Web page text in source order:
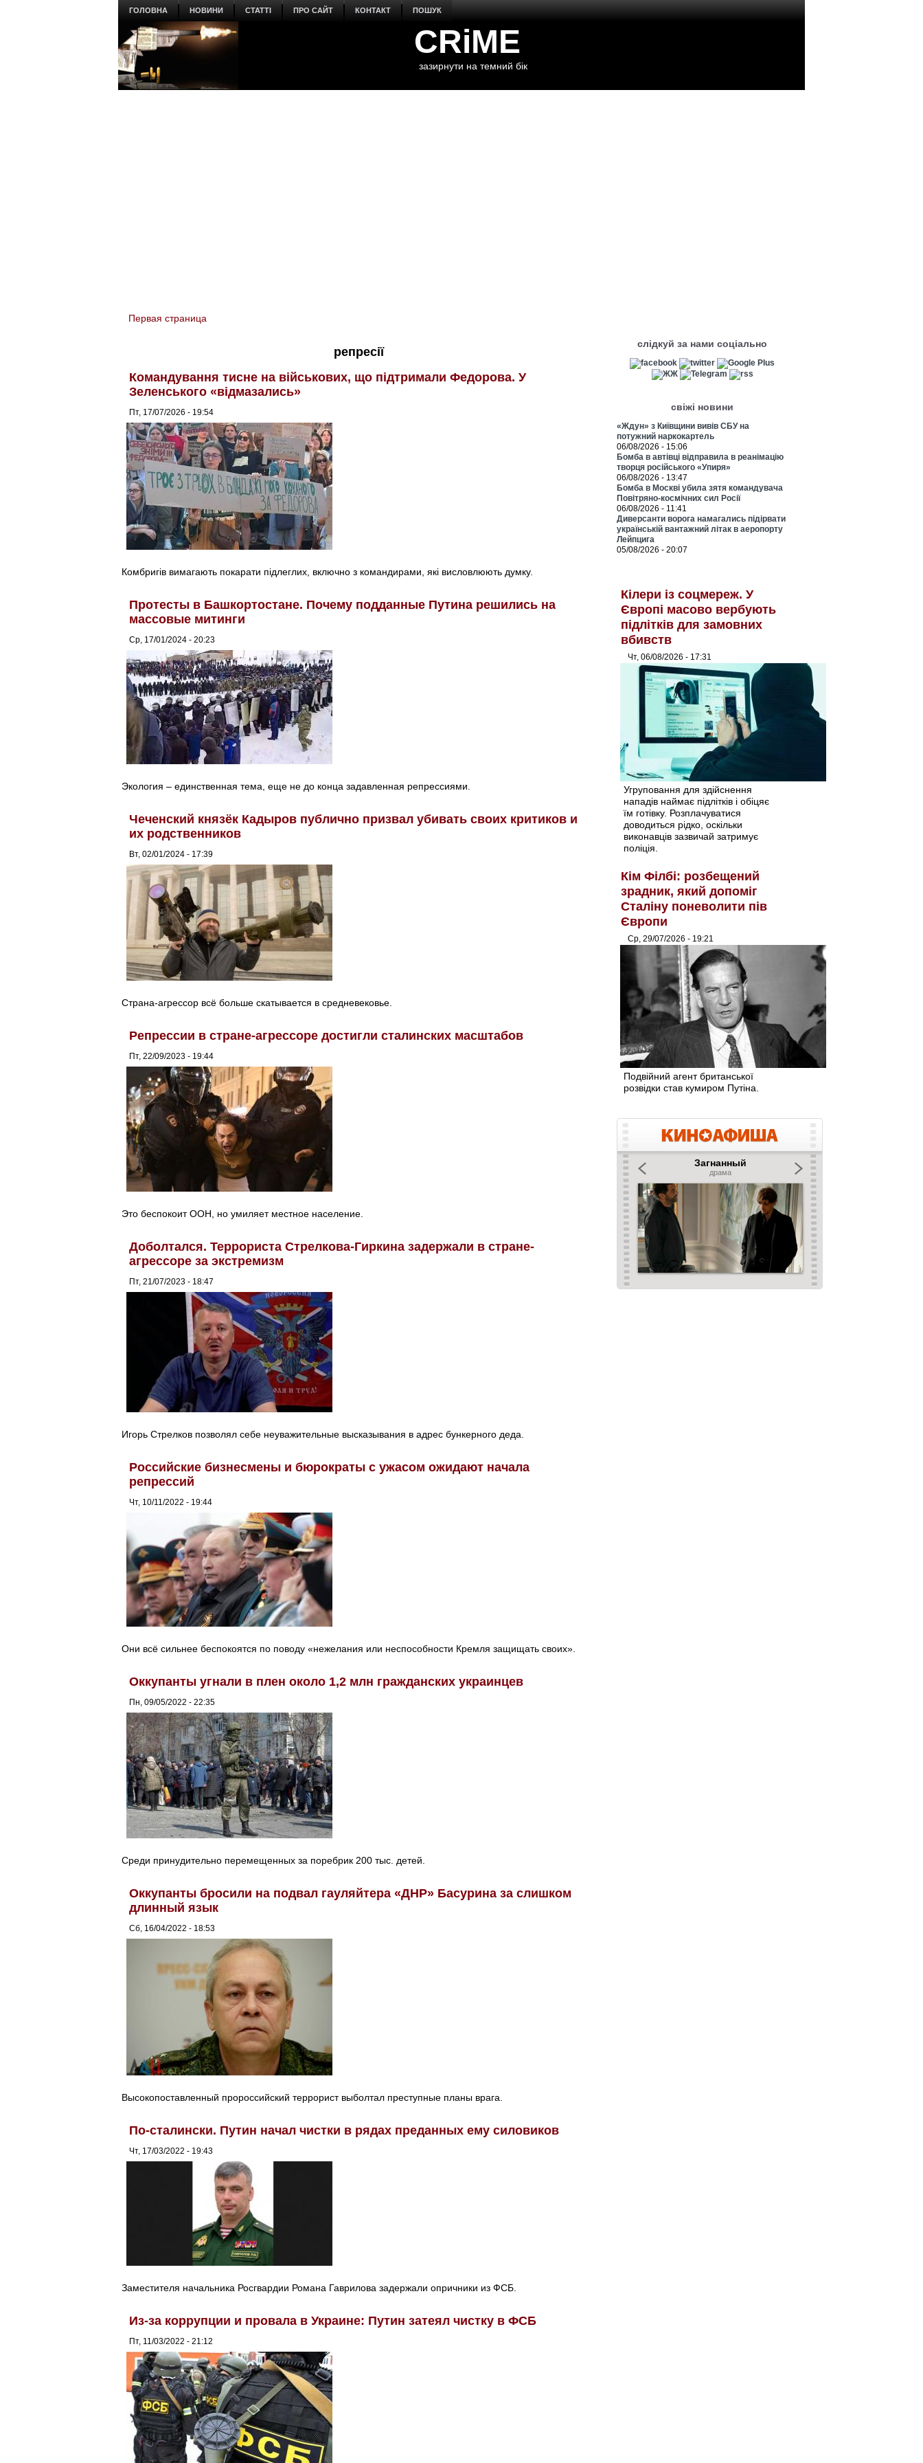
ГОЛОВНА НОВИНИ СТАТТІ ПРО САЙТ КОНТАКТ ПОШУК
CRiME
зазирнути на темний бік
You are here
Первая страница
репресії
Командування тисне на військових, що підтримали Федорова. У
Зеленського «відмазались»
Пт, 17/07/2026 - 19:54
Комбригів вимагають покарати підлеглих, включно з командирами, які висловлюють думку.
Протесты в Башкортостане. Почему подданные Путина решились на
массовые митинги
Ср, 17/01/2024 - 20:23
Экология – единственная тема, еще не до конца задавленная репрессиями.
Чеченский князёк Кадыров публично призвал убивать своих критиков и
их родственников
Вт, 02/01/2024 - 17:39
Страна-агрессор всё больше скатывается в средневековье.
Репрессии в стране-агрессоре достигли сталинских масштабов
Пт, 22/09/2023 - 19:44
Это беспокоит ООН, но умиляет местное население.
Доболтался. Террориста Стрелкова-Гиркина задержали в стране-
агрессоре за экстремизм
Пт, 21/07/2023 - 18:47
Игорь Стрелков позволял себе неуважительные высказывания в адрес бункерного деда.
Российские бизнесмены и бюрократы с ужасом ожидают начала
репрессий
Чт, 10/11/2022 - 19:44
Они всё сильнее беспокоятся по поводу «нежелания или неспособности Кремля защищать своих».
Оккупанты угнали в плен около 1,2 млн гражданских украинцев
Пн, 09/05/2022 - 22:35
Среди принудительно перемещенных за поребрик 200 тыс. детей.
Оккупанты бросили на подвал гауляйтера «ДНР» Басурина за слишком
длинный язык
Сб, 16/04/2022 - 18:53
Высокопоставленный пророссийский террорист выболтал преступные планы врага.
По-сталински. Путин начал чистки в рядах преданных ему силовиков
Чт, 17/03/2022 - 19:43
Заместителя начальника Росгвардии Романа Гаврилова задержали опричники из ФСБ.
Из-за коррупции и провала в Украине: Путин затеял чистку в ФСБ
Пт, 11/03/2022 - 21:12
слідкуй за нами соціально
свіжі новини
«Ждун» з Київщини вивів СБУ на
потужний наркокартель
06/08/2026 - 15:06
Бомба в автівці відправила в реанімацію
творця російського «Упиря»
06/08/2026 - 13:47
Бомба в Москві убила зятя командувача
Повітряно-космічних сил Росії
06/08/2026 - 11:41
Диверсанти ворога намагались підірвати
українській вантажний літак в аеропорту
Лейпцига
05/08/2026 - 20:07
Кілери із соцмереж. У
Європі масово вербують
підлітків для замовних
вбивств
Чт, 06/08/2026 - 17:31
Угруповання для здійснення
нападів наймає підлітків і обіцяє
їм готівку. Розплачуватися
доводиться рідко, оскільки
виконавців зазвичай затримує
поліція.
Кім Філбі: розбещений
зрадник, який допоміг
Сталіну поневолити пів
Європи
Ср, 29/07/2026 - 19:21
Подвійний агент британської
розвідки став кумиром Путіна.